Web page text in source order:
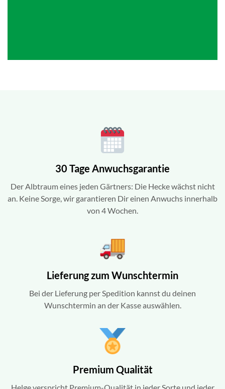
30 Tage Anwuchsgarantie
Der Albtraum eines jeden Gärtners: Die Hecke wächst nicht
an. Keine Sorge, wir garantieren Dir einen Anwuchs innerhalb
von 4 Wochen.
Lieferung zum Wunschtermin
Bei der Lieferung per Spedition kannst du deinen
Wunschtermin an der Kasse auswählen.
Premium Qualität